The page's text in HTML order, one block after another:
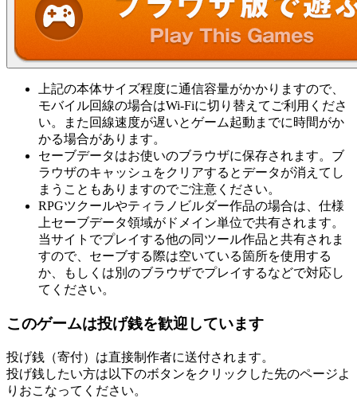
上記の本体サイズ程度に通信容量がかかりますので、
モバイル回線の場合はWi-Fiに切り替えてご利用くださ
い。また回線速度が遅いとゲーム起動までに時間がか
かる場合があります。
セーブデータはお使いのブラウザに保存されます。ブ
ラウザのキャッシュをクリアするとデータが消えてし
まうこともありますのでご注意ください。
RPGツクールやティラノビルダー作品の場合は、仕様
上セーブデータ領域がドメイン単位で共有されます。
当サイトでプレイする他の同ツール作品と共有されま
すので、セーブする際は空いている箇所を使用する
か、もしくは別のブラウザでプレイするなどで対応し
てください。
このゲームは投げ銭を歓迎しています
投げ銭（寄付）は直接制作者に送付されます。
投げ銭したい方は以下のボタンをクリックした先のページよ
りおこなってください。